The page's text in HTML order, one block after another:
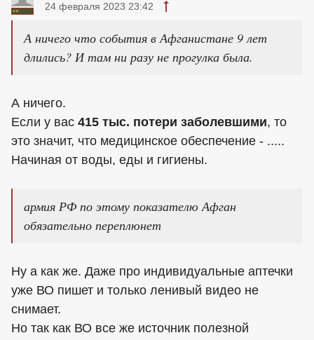
24 февраля 2023 23:42
А ничего что события в Афганистане 9 лет
длились? И там ни разу не прогулка была.
А ничего.
Если у вас 415 тыс. потери заболевшими, то
это значит, что медицинское обеспечение - .....
Начиная от воды, еды и гигиены.
армия РФ по этому показателю Афган
обязательно переплюнет
Ну а как же. Даже про индивидуальные аптечки
уже ВО пишет и только ленивый видео не
снимает.
Но так как ВО все же источник полезной